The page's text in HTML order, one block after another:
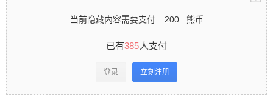
当前隐藏内容需要支付 200 熊币
已有385人支付
登录 立刻注册